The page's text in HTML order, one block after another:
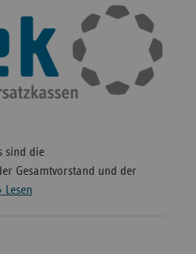
sind die
Gesamtvorstand und der
Lesen